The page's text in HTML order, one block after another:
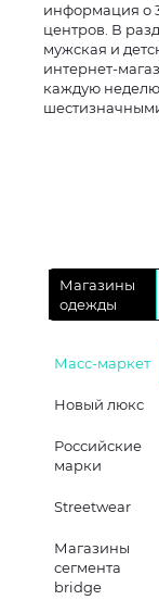
информация о
центров. В
мужская и
интернет-
каждую
Магазины
одежды
Масс-маркет
Новый люкс
Российские
марки
Streetwear
Магазины
сегмента
bridge